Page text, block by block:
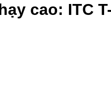
cao: ITC